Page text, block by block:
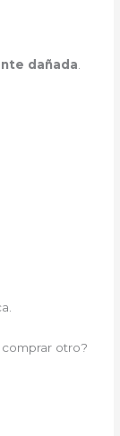
dañada.
otro?